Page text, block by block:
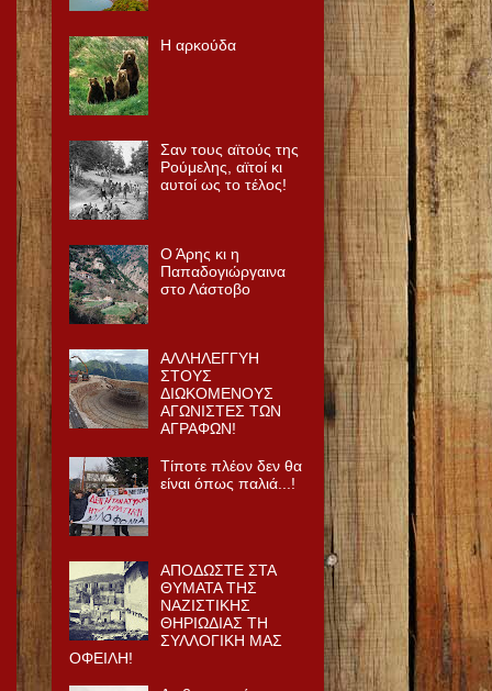
Η αρκούδα
Σαν τους αϊτούς της
Ρούμελης, αϊτοί κι
αυτοί ως το τέλος!
Ο Άρης κι η
Παπαδογιώργαινα
στο Λάστοβο
ΑΛΛΗΛΕΓΓΥΗ
ΣΤΟΥΣ
ΔΙΩΚΟΜΕΝΟΥΣ
ΑΓΩΝΙΣΤΕΣ ΤΩΝ
ΑΓΡΑΦΩΝ!
Τίποτε πλέον δεν θα
είναι όπως παλιά...!
ΑΠΟΔΩΣΤΕ ΣΤΑ
ΘΥΜΑΤΑ ΤΗΣ
ΝΑΖΙΣΤΙΚΗΣ
ΘΗΡΙΩΔΙΑΣ ΤΗ
ΣΥΛΛΟΓΙΚΗ ΜΑΣ
ΟΦΕΙΛΗ!